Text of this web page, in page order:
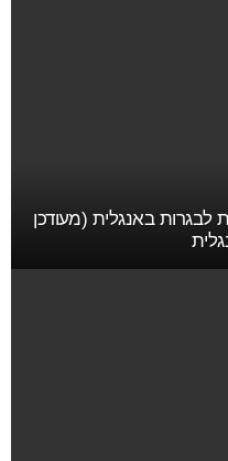
לבגרות באנגלית (מעודכן